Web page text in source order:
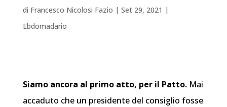
di Francesco Nicolosi Fazio | Set 29, 2021 |
Ebdomadario
Siamo ancora al primo atto, per il Patto. Mai
accaduto che un presidente del consiglio fosse